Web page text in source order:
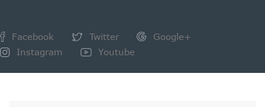
Facebook Twitter
Google+
Instagram
Youtube